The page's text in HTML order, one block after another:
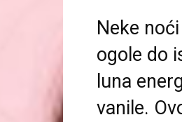
Neke
ogole do
luna
vanile.